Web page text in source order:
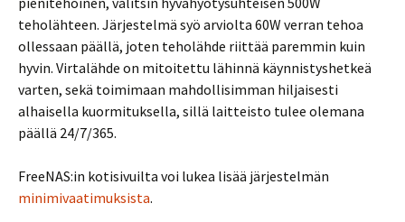
teholähteen. Järjestelmä syö arviolta 60W verran tehoa
ollessaan päällä, joten teholähde riittää paremmin kuin
hyvin. Virtalähde on mitoitettu lähinnä käynnistyshetkeä
varten, sekä toimimaan mahdollisimman hiljaisesti
alhaisella kuormituksella, sillä laitteisto tulee olemana
päällä 24/7/365.
FreeNAS:in kotisivuilta voi lukea lisää järjestelmän
minimivaatimuksista.